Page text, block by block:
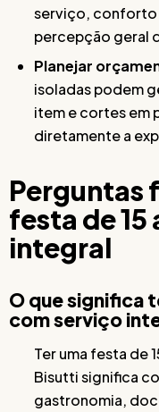
serviço, conforto
percepção geral
Planejar
isoladas podem
item e cortes em
diretamente a
Perguntas
festa de
integral
O que significa
com serviço
Ter uma festa de
Bisutti significa
gastronomia,